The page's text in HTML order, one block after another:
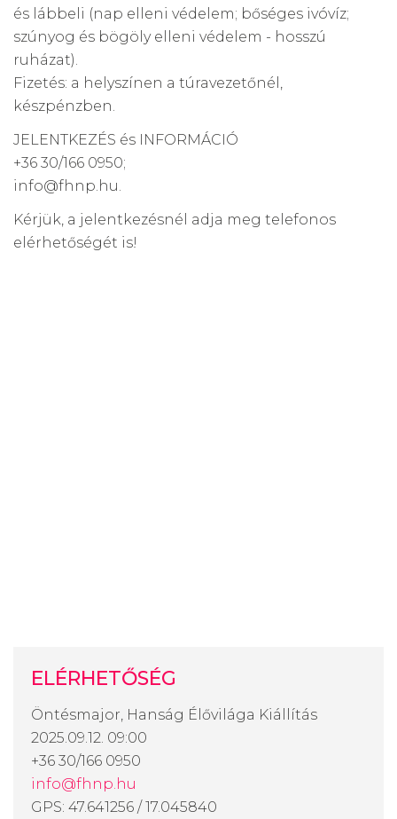
és lábbeli (nap elleni védelem; bőséges ivóvíz;
szúnyog és bögöly elleni védelem - hosszú
ruházat).
Fizetés: a helyszínen a túravezetőnél,
készpénzben.
JELENTKEZÉS és INFORMÁCIÓ
+36 30/166 0950;
info@fhnp.hu.
Kérjük, a jelentkezésnél adja meg telefonos
elérhetőségét is!
ELÉRHETŐSÉG
Öntésmajor, Hanság Élővilága Kiállítás
2025.09.12. 09:00
+36 30/166 0950
info@fhnp.hu
GPS: 47.641256 / 17.045840